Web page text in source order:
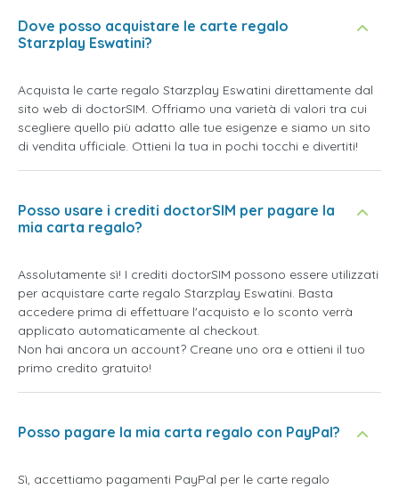
Dove posso acquistare le carte regalo
Starzplay Eswatini?
Acquista le carte regalo Starzplay Eswatini direttamente dal
sito web di doctorSIM. Offriamo una varietà di valori tra cui
scegliere quello più adatto alle tue esigenze e siamo un sito
di vendita ufficiale. Ottieni la tua in pochi tocchi e divertiti!
Posso usare i crediti doctorSIM per pagare la
mia carta regalo?
Assolutamente sì! I crediti doctorSIM possono essere utilizzati
per acquistare carte regalo Starzplay Eswatini. Basta
accedere prima di effettuare l'acquisto e lo sconto verrà
applicato automaticamente al checkout.
Non hai ancora un account? Creane uno ora e ottieni il tuo
primo credito gratuito!
Posso pagare la mia carta regalo con PayPal?
Sì, accettiamo pagamenti PayPal per le carte regalo